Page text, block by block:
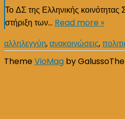
Το ΔΣ της Ελληνικής κοινότητας
στήριξη των… Read more »
αλληλεγγύη,ανακοινώσεις,
ThemeVioMag by